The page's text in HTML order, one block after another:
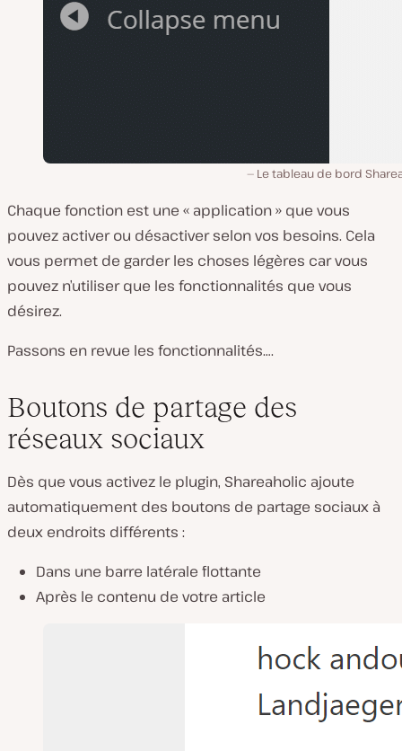
Le tableau de bord
Chaque fonction est une « application » que vous
pouvez activer ou désactiver selon vos besoins. Cela
vous permet de garder les choses légères car vous
pouvez n’utiliser que les fonctionnalités que vous
désirez.
Passons en revue les fonctionnalités….
Boutons de partage des
réseaux sociaux
Dès que vous activez le plugin, Shareaholic ajoute
automatiquement des boutons de partage sociaux à
deux endroits différents :
Dans une barre latérale flottante
Après le contenu de votre article